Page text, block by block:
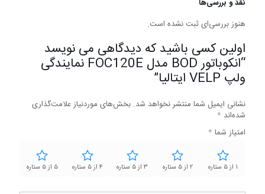
نقد و بررسی‌ها
هنوز بررسی‌ای ثبت نشده است.
اولین کسی باشید که دیدگاهی می نویسد
“انکوباتور BOD مدل FOC120E نمایندگی
ولپ VELP ایتالیا”
نشانی ایمیل شما منتشر نخواهد شد. بخش‌های موردنیاز علامت‌گذاری
شده‌اند *
امتیاز شما *
۱ از ۵ ستاره ۲ از ۵ ستاره ۳ از ۵ ستاره ۴ از ۵ ستاره ۵ از ۵ ستاره